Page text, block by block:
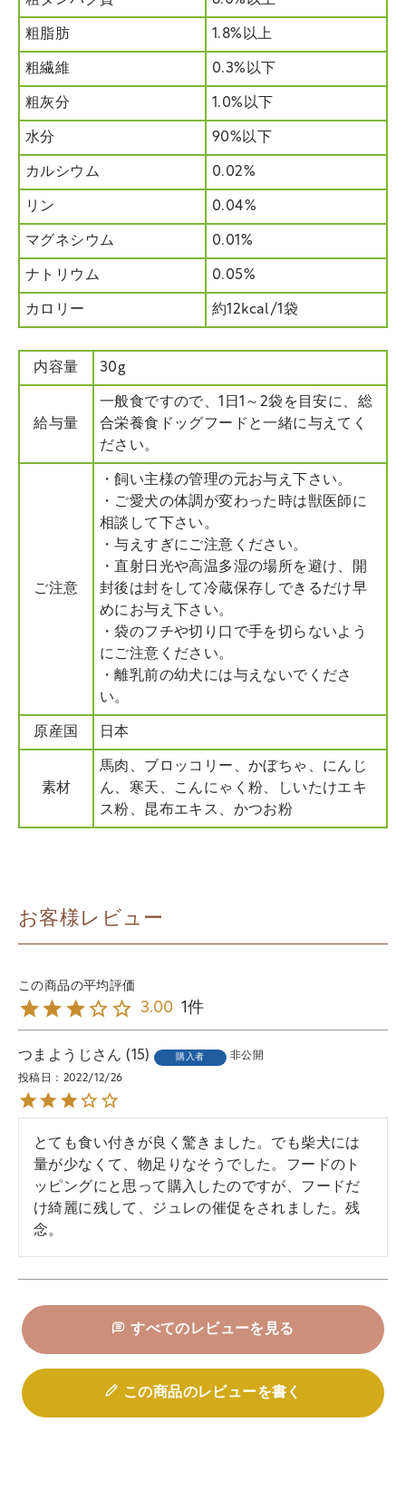
粗脂肪 1.8%以上
粗繊維 0.3%以下
粗灰分 1.0%以下
水分 90%以下
カルシウム 0.02%
リン 0.04%
マグネシウム 0.01%
ナトリウム 0.05%
カロリー 約12kcal/1袋
内容量 30g
給与量
一般食ですので、1日1～2袋を目安に、総
合栄養食ドッグフードと一緒に与えてく
ださい。
ご注意
・飼い主様の管理の元お与え下さい。
・ご愛犬の体調が変わった時は獣医師に
相談して下さい。
・与えすぎにご注意ください。
・直射日光や高温多湿の場所を避け、開
封後は封をして冷蔵保存しできるだけ早
めにお与え下さい。
・袋のフチや切り口で手を切らないよう
にご注意ください。
・離乳前の幼犬には与えないでくださ
い。
原産国 日本
素材
馬肉、ブロッコリー、かぼちゃ、にんじ
ん、寒天、こんにゃく粉、しいたけエキ
ス粉、昆布エキス、かつお粉
お客様レビュー
3.00 1
つまようじ 15 購入者 非公開
投稿日 2022/12/26
とても食い付きが良く驚きました。でも柴犬には
量が少なくて、物足りなそうでした。フードのト
ッピングにと思って購入したのですが、フードだ
け綺麗に残して、ジュレの催促をされました。残
念。
すべてのレビューを見る
この商品のレビューを書く